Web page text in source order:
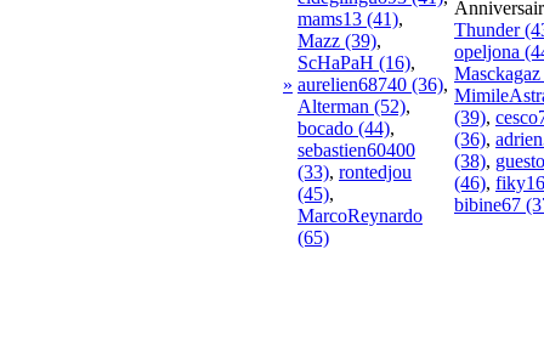
»
mams13 (41),
Mazz (39),
ScHaPaH (16),
aurelien68740 (36),
Alterman (52),
bocado (44),
sebastien60400
(33), rontedjou
(45),
MarcoReynardo
(65)
Thunder
opeljona
(39),
(36),
(38),
(46),
bibine67